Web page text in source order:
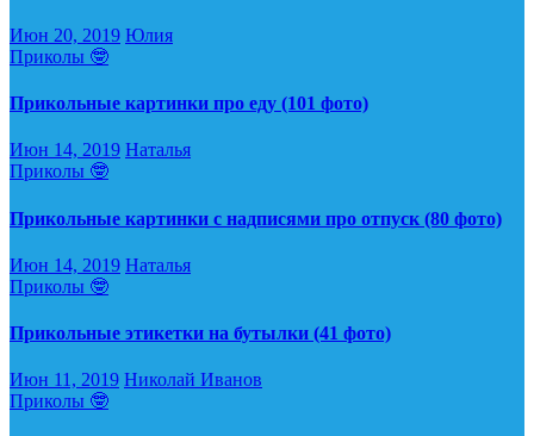
Июн 20, 2019 Юлия
Приколы 🤓
Прикольные картинки про еду (101 фото)
Июн 14, 2019 Наталья
Приколы 🤓
Прикольные картинки с надписями про отпуск (80 фото)
Июн 14, 2019 Наталья
Приколы 🤓
Прикольные этикетки на бутылки (41 фото)
Июн 11, 2019 Николай Иванов
Приколы 🤓